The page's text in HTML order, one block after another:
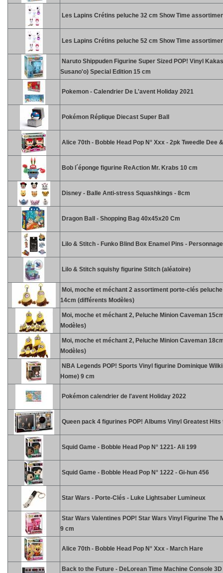
Les Lapins Crétins peluche 32 cm Show Time
Les Lapins Crétins peluche 52 cm Show Time
Naruto Shippuden Figurine Super Sized POP! Vinyl
Susano'o) Special Edition 15 cm
Pokemon - Calendrier De L'avent Holiday 2021
Pokémon Réplique Diecast Super Ball
Alice 70th - Bobble Head Pop N° Xxx - 2pk Tweedle Dee
Bob l´éponge figurine ReAction Mr. Krabs 10 cm
Disney - Balle Anti-stress Squashkings - 8cm
Dragon Ball - Shopping Bag 40x45x20 Cm
Lilo & Stitch - Funko Blind Box Enamel Pins -
Lilo & Stitch squishy figurine Stitch (aléatoire)
Moi, moche et méchant 2 assortiment porte-clés
14cm (différents Modèles)
Moi, moche et méchant 2, Peluche Minion Caveman
Modèles)
Moi, moche et méchant 2, Peluche Minion Caveman
Modèles)
NBA Legends POP! Sports Vinyl figurine Dominique
Home) 9 cm
Pokémon calendrier de l'avent Holiday 2022
Queen pack 4 figurines POP! Albums Vinyl Greatest Hits
Squid Game - Bobble Head Pop N° 1221- Ali 199
Squid Game - Bobble Head Pop N° 1222 - Gi-hun 456
Star Wars - Porte-Clés - Luke Lightsaber Lumineux
Star Wars Valentines POP! Star Wars Vinyl Figurine The
9 cm
Alice 70th - Bobble Head Pop N° Xxx - March Hare
Back to the Future - DeLorean Time Machine Console